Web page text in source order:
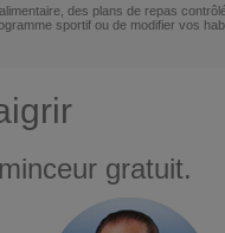
des plans de repas
sportif ou de modifier vos
gratuit.